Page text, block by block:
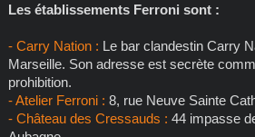
Les établissements Ferroni sont :
- Carry Nation : Le bar clandestin Carry
Marseille. Son adresse est secrète
prohibition.
- Atelier Ferroni : 8, rue Neuve Sainte
- Château des Cressauds : 44 impasse